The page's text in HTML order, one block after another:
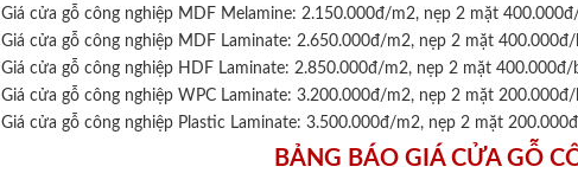
Giá cửa gỗ công nghiệp MDF Melamine: 2.150.000đ/m2, nẹp 2 mặt
Giá cửa gỗ công nghiệp MDF Laminate: 2.650.000đ/m2, nẹp 2 mặt
Giá cửa gỗ công nghiệp HDF Laminate: 2.850.000đ/m2, nẹp 2 mặt
Giá cửa gỗ công nghiệp WPC Laminate: 3.200.000đ/m2, nẹp 2 mặt
Giá cửa gỗ công nghiệp Plastic Laminate: 3.500.000đ/m2, nẹp 2 mặt
BẢNG BÁO GIÁ CỬA GỖ